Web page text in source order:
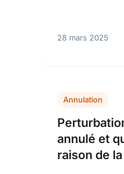
28 mars 2025
Annulation
annulé et
raison de